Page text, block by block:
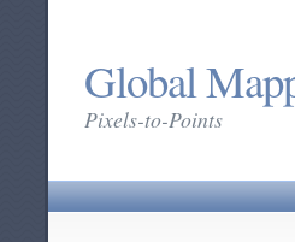
Global
Pixels-to-Points